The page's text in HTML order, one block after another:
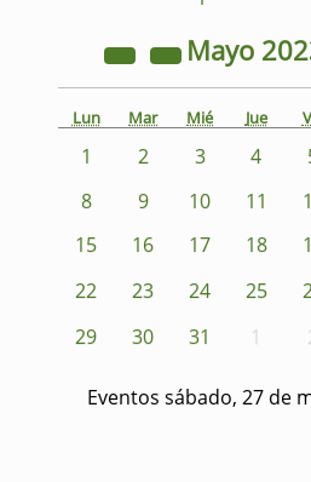
Mayo
Lun Mar Mié Jue
1 2 3 4
8
9 10 11
15
16 17 18
22
23 24 25
29
30 31 1
Eventos sábado, 27 de